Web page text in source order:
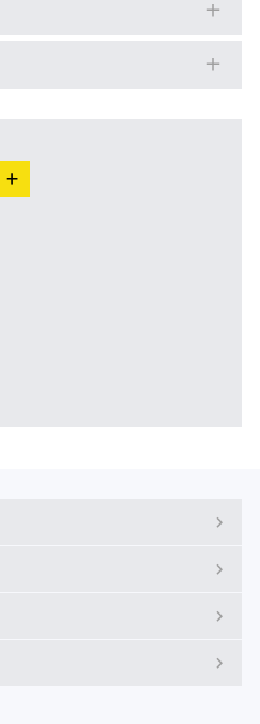
+